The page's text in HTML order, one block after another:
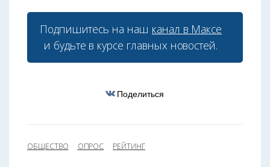
Подпишитесь на наш канал в Максе
и будьте в курсе главных новостей.
Поделиться
ОБЩЕСТВО ОПРОС РЕЙТИНГ